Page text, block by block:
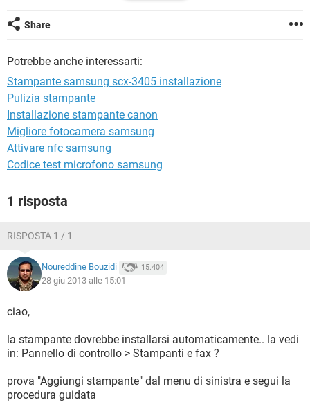
fai da te. Attendo Vs. cortese risposta a stretto giro.
Grazie
Share
Potrebbe anche interessarti:
Stampante samsung scx-3405 installazione
Pulizia stampante
Installazione stampante canon
Migliore fotocamera samsung
Attivare nfc samsung
Codice test microfono samsung
1 risposta
RISPOSTA 1 / 1
Noureddine Bouzidi 15.404
28 giu 2013 alle 15:01
ciao,
la stampante dovrebbe installarsi automaticamente.. la vedi
in: Pannello di controllo > Stampanti e fax ?
prova "Aggiungi stampante" dal menu di sinistra e segui la
procedura guidata